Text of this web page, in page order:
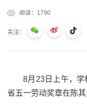
阅读： 1790
关注：
8月23日上午，
省五一劳动奖章在陈其